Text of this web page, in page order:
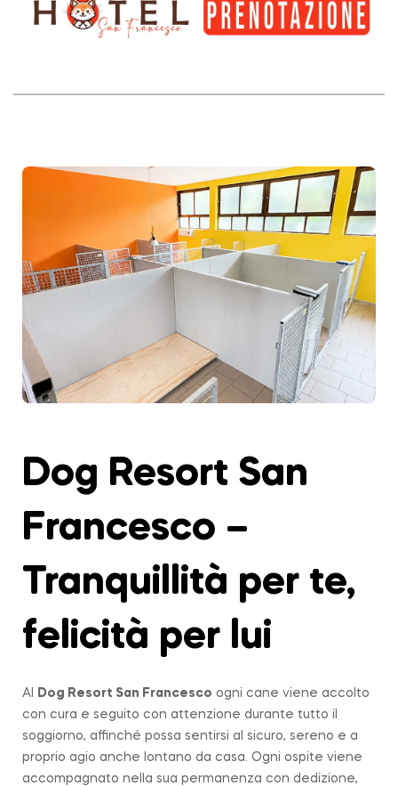
Dog Resort San
Francesco –
Tranquillità per te,
felicità per lui
Al Dog Resort San Francesco ogni cane viene accolto
con cura e seguito con attenzione durante tutto il
soggiorno, affinché possa sentirsi al sicuro, sereno e a
proprio agio anche lontano da casa. Ogni ospite viene
accompagnato nella sua permanenza con dedizione,